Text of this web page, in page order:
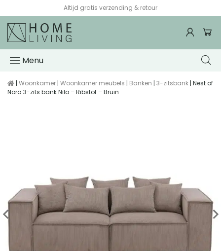
Altijd gratis verzending & retour
Menu
| Woonkamer | Woonkamer meubels | Banken | 3-zitsbank | Nest of
Nora 3-zits bank Nilo – Ribstof – Bruin